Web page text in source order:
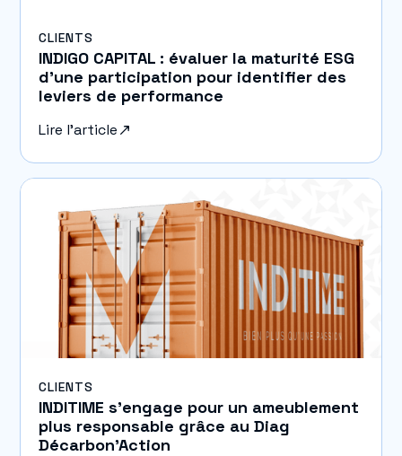
CLIENTS
INDIGO CAPITAL : évaluer la maturité ESG
d’une participation pour identifier des
leviers de performance
Lire l'article
CLIENTS
INDITIME s’engage pour un ameublement
plus responsable grâce au Diag
Décarbon’Action